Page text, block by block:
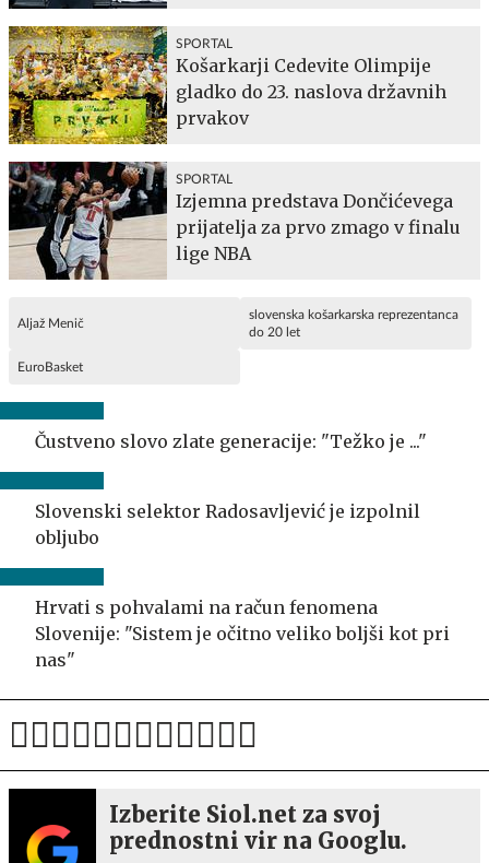
SPORTAL
Košarkarji Cedevite Olimpije
gladko do 23. naslova državnih
prvakov
SPORTAL
Izjemna predstava Dončićevega
prijatelja za prvo zmago v finalu
lige NBA
Aljaž Menič
slovenska košarkarska reprezentanca
do 20 let
EuroBasket
Čustveno slovo zlate generacije: "Težko je ..."
Slovenski selektor Radosavljević je izpolnil
obljubo
Hrvati s pohvalami na račun fenomena
Slovenije: "Sistem je očitno veliko boljši kot pri
nas"
Izberite Siol.net za svoj
prednostni vir na Googlu.